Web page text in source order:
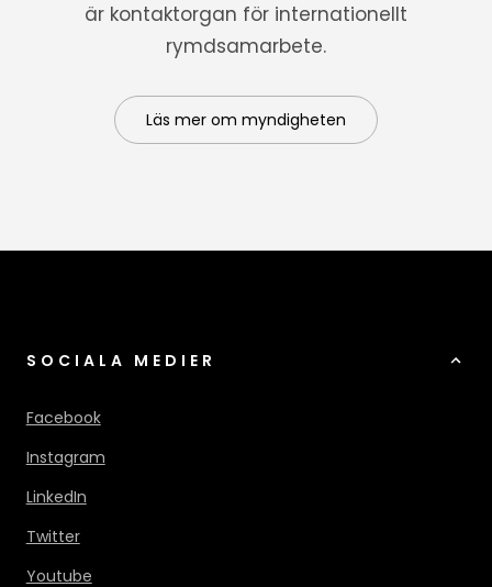
är kontaktorgan för internationellt
rymdsamarbete.
Läs mer om myndigheten
SOCIALA MEDIER
Facebook
Instagram
LinkedIn
Twitter
Youtube